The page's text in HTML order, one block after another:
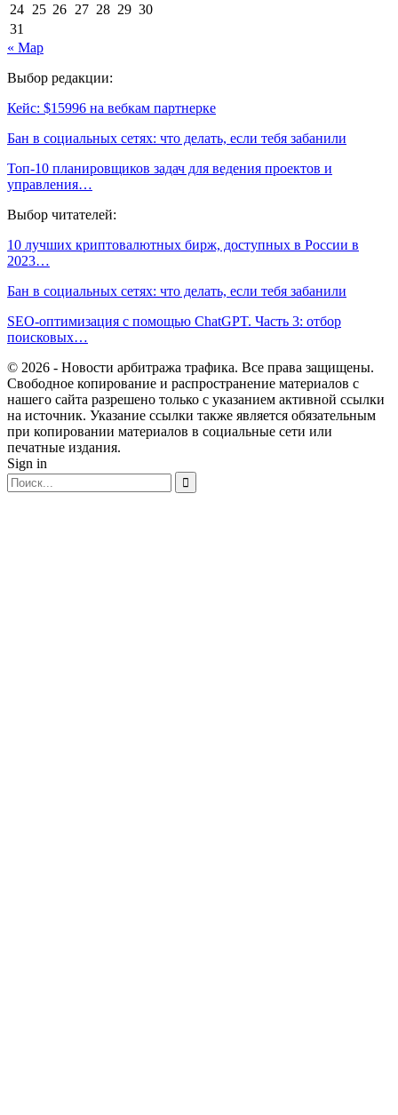
24 25 26 27 28 29 30
31
« Мар
Выбор редакции:
Кейс: $15996 на вебкам партнерке
Бан в социальных сетях: что делать, если тебя забанили
Топ-10 планировщиков задач для ведения проектов и
управления…
Выбор читателей:
10 лучших криптовалютных бирж, доступных в России в
2023…
Бан в социальных сетях: что делать, если тебя забанили
SEO-оптимизация с помощью ChatGPT. Часть 3: отбор
поисковых…
© 2026 - Новости арбитража трафика. Все права защищены.
Свободное копирование и распространение материалов с
нашего сайта разрешено только с указанием активной ссылки
на источник. Указание ссылки также является обязательным
при копировании материалов в социальные сети или
печатные издания.
Sign in